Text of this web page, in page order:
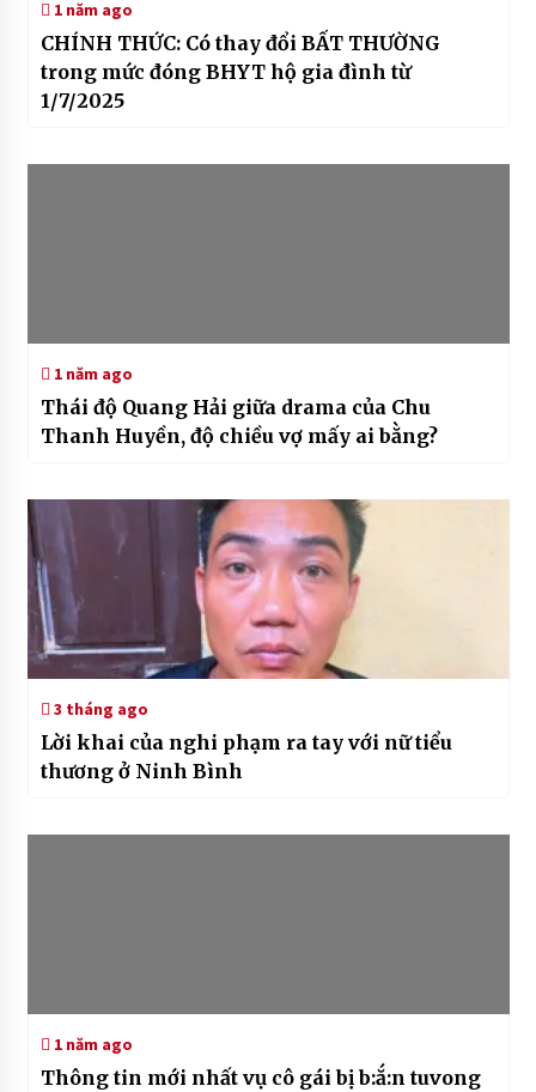
1 năm ago
CHÍNH THỨC: Có thay đổi BẤT THƯỜNG
trong mức đóng BHYT hộ gia đình từ
1/7/2025
1 năm ago
Thái độ Quang Hải giữa drama của Chu
Thanh Huyền, độ chiều vợ mấy ai bằng?
3 tháng ago
Lời khai của nghi phạm ra tay với nữ tiểu
thương ở Ninh Bình
1 năm ago
Thông tin mới nhất vụ cô gái bị b:ắ:n tuvong